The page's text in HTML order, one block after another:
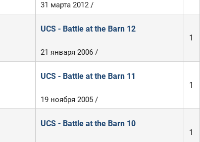
31 марта 2012 /
UCS - Battle at the Barn 12
1
21 января 2006 /
UCS - Battle at the Barn 11
1
19 ноября 2005 /
UCS - Battle at the Barn 10
1